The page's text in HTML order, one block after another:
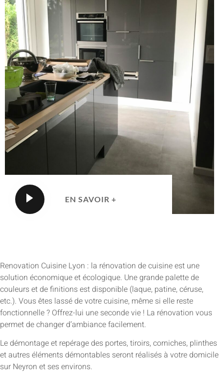
EN SAVOIR +
Renovation Cuisine Lyon : la rénovation de cuisine est une
solution économique et écologique. Une grande palette de
couleurs et de finitions est disponible (laque, patine, céruse,
etc.). Vous êtes lassé de votre cuisine, même si elle reste
fonctionnelle ? Offrez-lui une seconde vie ! La rénovation vous
permet de changer d’ambiance facilement.
Le démontage et repérage des portes, tiroirs, corniches, plinthes
et autres éléments démontables seront réalisés à votre domicile
sur Neyron et ses environs.